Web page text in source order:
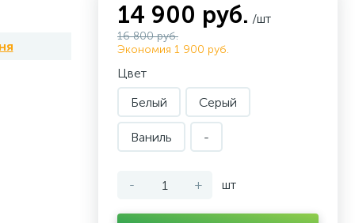
14 900 руб. /шт
16 800 руб.
Экономия 1 900 руб.
Цвет
Белый
Серый
Ваниль -
- + шт